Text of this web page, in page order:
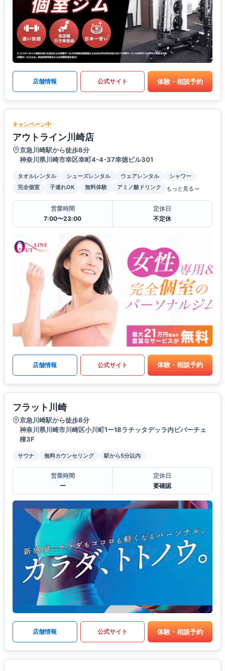
店舗情報 公式サイト 体験・相談予約
キャンペーン中
アウトライン川崎店
京急川崎駅から徒歩8分
神奈川県川崎市幸区幸町4-4-37幸徳ビル301
タオルレンタル シューズレンタル ウェアレンタル
シャワー
完全個室
子連れOK 無料体験 アミノ酸ドリンク もっと見る
営業時間
7:00〜23:00
定休日
不定休
店舗情報 公式サイト 体験・相談予約
フラット川崎
京急川崎駅から徒歩8分
神奈川県川崎市川崎区小川町1ー18ラチッタデッラ内ビバーチェ
棟3F
サウナ 無料カウンセリング 駅から5分以内
営業時間
ー
定休日
要確認
店舗情報 公式サイト 体験・相談予約